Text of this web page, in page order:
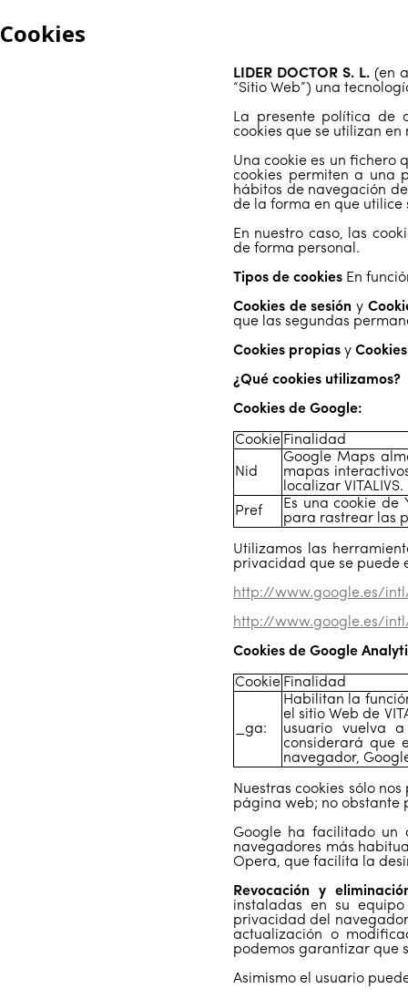
Cookies
LIDER DOCTOR S. L. (en
“Sitio Web”) una
La presente política de
cookies que se utilizan en
Una cookie es un fichero
cookies permiten a una
hábitos de navegación
de la forma en que utilice
En nuestro caso, las
de forma personal.
Tipos de cookies En
Cookies de sesión y
que las segundas
Cookies propias y
¿Qué cookies utilizamos?
Cookies de Google:
Cookie Finalidad
Nid
Google Maps
mapas
localizar VITALIVS.
Pref
Es una cookie de
para rastrear las
Utilizamos las
privacidad que se puede
http://www.google.es/
http://www.google.es/
Cookies de Google
Cookie Finalidad
_ga:
Habilitan la
el sitio Web de
usuario vuelva
considerará que
navegador,
Nuestras cookies sólo
página web; no obstante
Google ha facilitado un
navegadores más
Opera, que facilita la
Revocación y
instaladas en su
privacidad del
actualización o
podemos garantizar que
Asimismo el usuario